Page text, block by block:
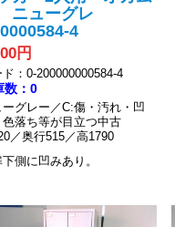
ニューグレ
4
円
ド：0-200000000584-4
数：0
ーグレー／C:傷・汚れ・凹
色落ち等が目立つ中古
／奥行515／高1790
側に凹みあり。